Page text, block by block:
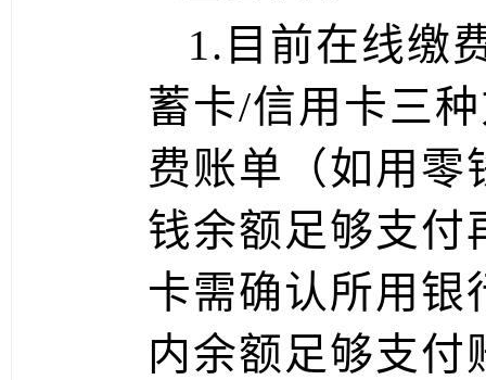
1. 目前在线缴
蓄卡/信用卡三
费账单（如用零
钱余额足够支付
卡需确认所用银
内余额足够支